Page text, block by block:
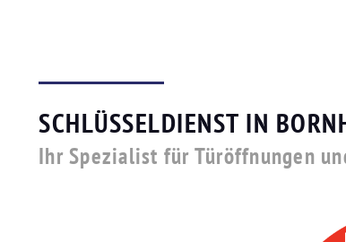
SCHLÜSSELDIENST IN
Ihr Spezialist für Türöffnungen